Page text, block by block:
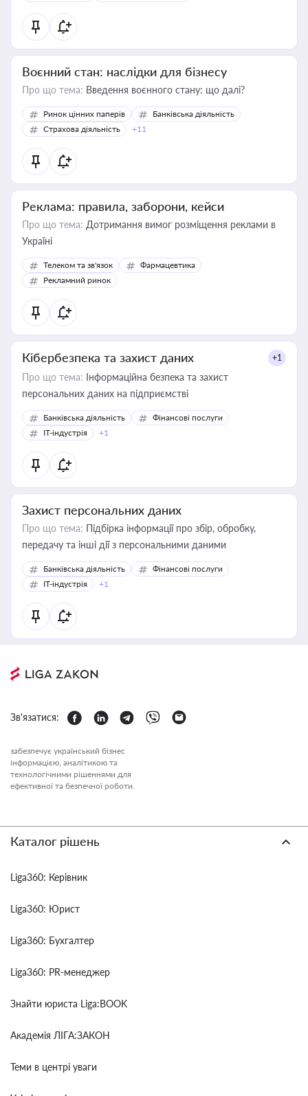
Воєнний стан: наслідки для бізнесу
Про що тема: Введення воєнного стану: що далі?
Ринок цінних паперів
Банківська діяльність
Страхова діяльність
+11
Реклама: правила, заборони, кейси
Про що тема: Дотримання вимог розміщення реклами в
Україні
Телеком та зв'язок
Фармацевтика
Рекламний ринок
Кібербезпека та захист даних +1
Про що тема: Інформаційна безпека та захист
персональних даних на підприємстві
Банківська діяльність
Фінансові послуги
IT-індустрія
+1
Захист персональних даних
Про що тема: Підбірка інформації про збір, обробку,
передачу та інші дії з персональними даними
Банківська діяльність
Фінансові послуги
IT-індустрія
+1
Зв'язатися:
забезпечує український бізнес
інформацією, аналітикою та
технологічними рішеннями для
ефективної та безпечної роботи.
Каталог рішень
Liga360: Керівник
Liga360: Юрист
Liga360: Бухгалтер
Liga360: PR-менеджер
Знайти юриста Liga:BOOK
Академія ЛІГА:ЗАКОН
Теми в центрі уваги